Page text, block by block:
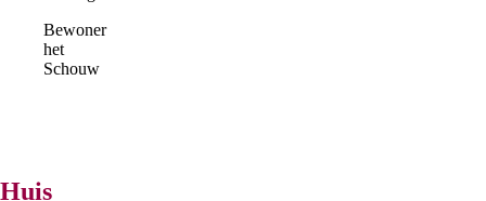
Bewoner
het
Schouw
Huis